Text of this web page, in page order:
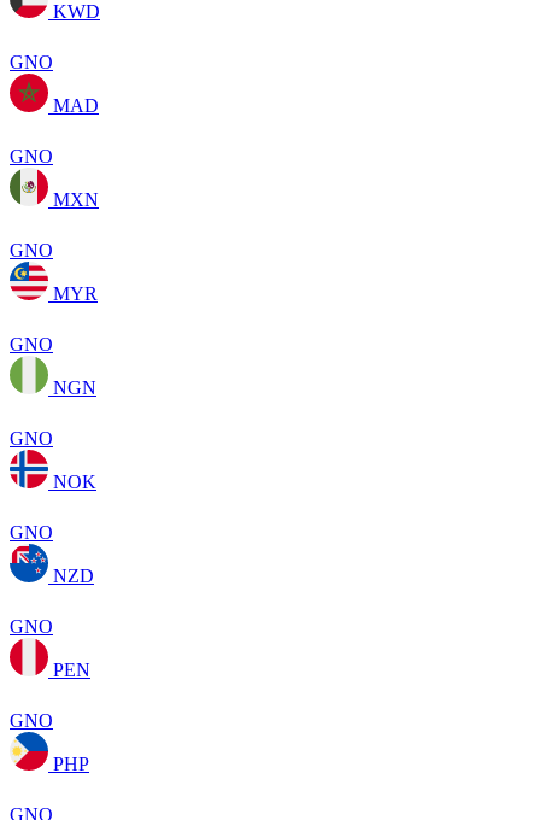
KWD
GNO
MAD
GNO
MXN
GNO
MYR
GNO
NGN
GNO
NOK
GNO
NZD
GNO
PEN
GNO
PHP
GNO